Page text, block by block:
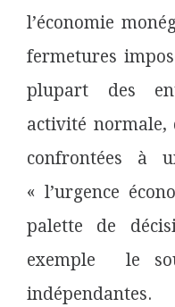
l’économie
fermetures
plupart des
activité normale,
confrontées à
« l’urgence
palette de
exemple le
indépendantes.